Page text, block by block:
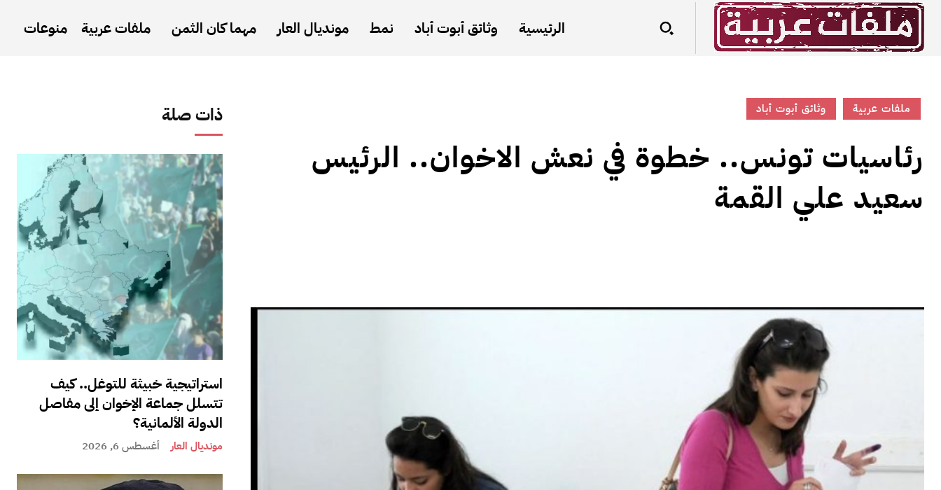
الرئيسية وثائق أبوت أباد نمط مونديال العار مهما كان الثمن ملفات عربية منوعات
ذات صلة
استراتيجية خبيثة للتوغل.. كيف
تتسلل جماعة الإخوان إلى مفاصل
الدولة الألمانية؟
مونديال العار أغسطس 6, 2026
ملفات عربية وثائق أبوت أباد
رئاسيات تونس.. خطوة في نعش الاخوان.. الرئيس
سعيد علي القمة